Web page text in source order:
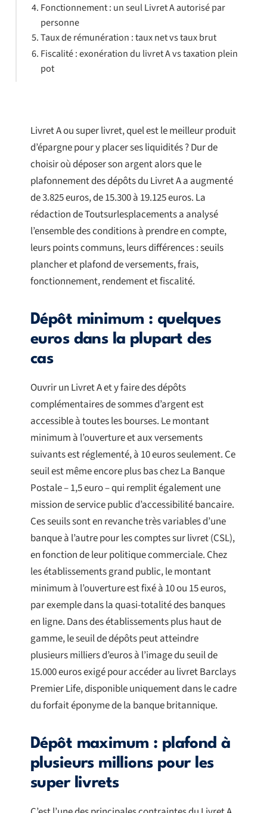
Livret A ou super livret, quel est le meilleur produit
d’épargne pour y placer ses liquidités ? Dur de
choisir où déposer son argent alors que le
plafonnement des dépôts du Livret A a augmenté
de 3.825 euros, de 15.300 à 19.125 euros. La
rédaction de Toutsurlesplacements a analysé
l’ensemble des conditions à prendre en compte,
leurs points communs, leurs différences : seuils
plancher et plafond de versements, frais,
fonctionnement, rendement et fiscalité.
Dépôt minimum : quelques
euros dans la plupart des
cas
Ouvrir un Livret A et y faire des dépôts
complémentaires de sommes d’argent est
accessible à toutes les bourses. Le montant
minimum à l’ouverture et aux versements
suivants est réglementé, à 10 euros seulement. Ce
seuil est même encore plus bas chez La Banque
Postale – 1,5 euro – qui remplit également une
mission de service public d’accessibilité bancaire.
Ces seuils sont en revanche très variables d’une
banque à l’autre pour les comptes sur livret (CSL),
en fonction de leur politique commerciale. Chez
les établissements grand public, le montant
minimum à l’ouverture est fixé à 10 ou 15 euros,
par exemple dans la quasi-totalité des banques
en ligne. Dans des établissements plus haut de
gamme, le seuil de dépôts peut atteindre
plusieurs milliers d’euros à l’image du seuil de
15.000 euros exigé pour accéder au livret Barclays
Premier Life, disponible uniquement dans le cadre
du forfait éponyme de la banque britannique.
Dépôt maximum : plafond à
plusieurs millions pour les
super livrets
Fonctionnement : un seul Livret A autorisé par
personne
Taux de rémunération : taux net vs taux brut
Fiscalité : exonération du livret A vs taxation plein
pot